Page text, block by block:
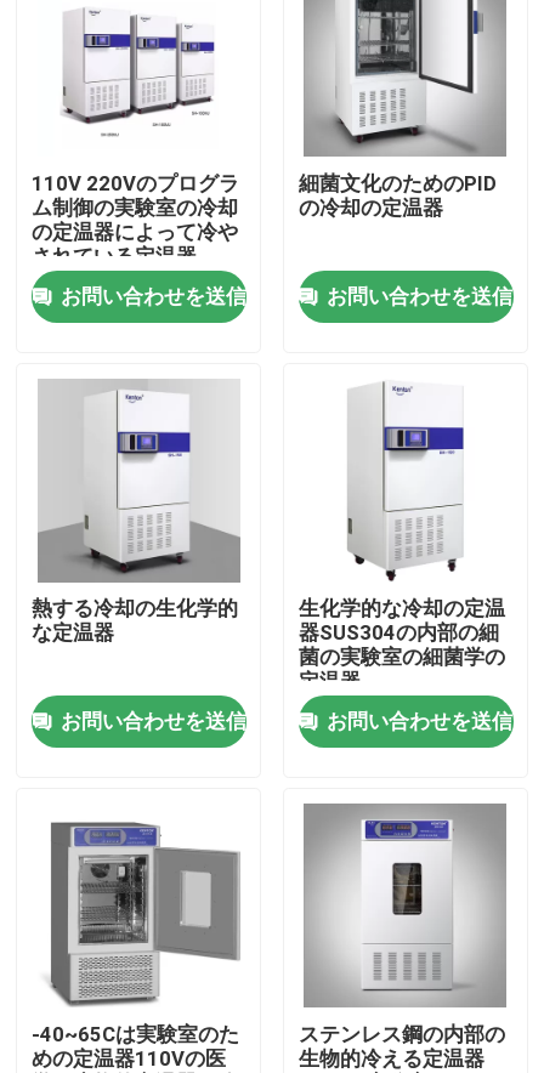
企業情報
会社案内
お問い合わせ
ニュース
すべての場合
実験室のより乾燥したオーブン
工業用乾燥オーブン
110V 220Vのプログラ
ム制御の実験室の冷却
の定温器によって冷や
されている定温器
お問い合わせを送信
細菌文化のためのPID
の冷却の定温器
お問い合わせを送信
熱する冷却の生化学的
な定温器
お問い合わせを送信
生化学的な冷却の定温
器SUS304の内部の細
菌の実験室の細菌学の
定温器
お問い合わせを送信
-40~65Cは実験室のた
めの定温器110Vの医
ステンレス鋼の内部の
生物的冷える定温器